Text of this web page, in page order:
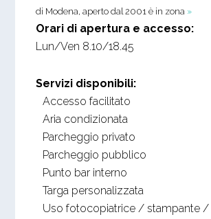
di Modena, aperto dal 2001 è in zona »
Orari di apertura e accesso:
Lun/Ven 8.10/18.45
Servizi disponibili:
Accesso facilitato
Aria condizionata
Parcheggio privato
Parcheggio pubblico
Punto bar interno
Targa personalizzata
Uso fotocopiatrice / stampante /